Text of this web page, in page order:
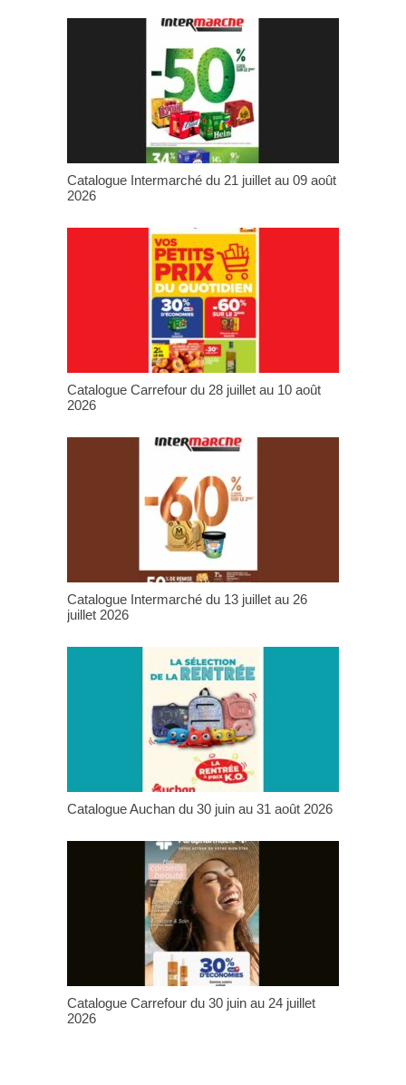
Catalogue Intermarché du 21 juillet au 09 août
2026
Catalogue Carrefour du 28 juillet au 10 août
2026
Catalogue Intermarché du 13 juillet au 26
juillet 2026
Catalogue Auchan du 30 juin au 31 août 2026
Catalogue Carrefour du 30 juin au 24 juillet
2026